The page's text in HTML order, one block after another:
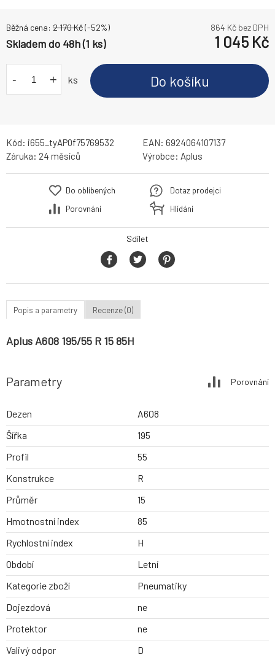
Běžná cena: 2 170Kč(-52%) 864 Kč bez DPH
Skladem do 48h (1 ks) 1 045 Kč
- + ks Do košíku
Kód: i655_tyAP0f75769532 EAN: 6924064107137
Záruka: 24 měsíců Výrobce: Aplus
Do oblíbených
Porovnání
Dotaz prodejci
Hlídání
Sdílet
Popis a parametry Recenze (0)
Aplus A608 195/55 R 15 85H
Parametry Porovnání
Dezen
A608
Šířka
195
Profil
55
Konstrukce
R
Průměr
15
Hmotnostní index
85
Rychlostní index
H
Období
Letní
Kategorie zboží
Pneumatiky
Dojezdová
ne
Protektor
ne
Valivý odpor
D